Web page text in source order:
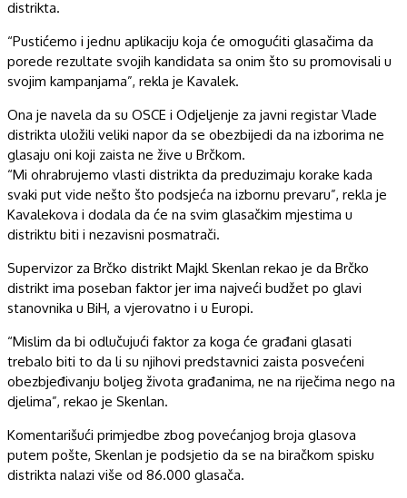
distrikta.
“Pustićemo i jednu aplikaciju koja će omogućiti glasačima da
porede rezultate svojih kandidata sa onim što su promovisali u
svojim kampanjama”, rekla je Kavalek.
Ona je navela da su OSCE i Odjeljenje za javni registar Vlade
distrikta uložili veliki napor da se obezbijedi da na izborima ne
glasaju oni koji zaista ne žive u Brčkom.
“Mi ohrabrujemo vlasti distrikta da preduzimaju korake kada
svaki put vide nešto što podsjeća na izbornu prevaru”, rekla je
Kavalekova i dodala da će na svim glasačkim mjestima u
distriktu biti i nezavisni posmatrači.
Supervizor za Brčko distrikt Majkl Skenlan rekao je da Brčko
distrikt ima poseban faktor jer ima najveći budžet po glavi
stanovnika u BiH, a vjerovatno i u Europi.
“Mislim da bi odlučujući faktor za koga će građani glasati
trebalo biti to da li su njihovi predstavnici zaista posvećeni
obezbjeđivanju boljeg života građanima, ne na riječima nego na
djelima”, rekao je Skenlan.
Komentarišući primjedbe zbog povećanjog broja glasova
putem pošte, Skenlan je podsjetio da se na biračkom spisku
distrikta nalazi više od 86.000 glasača.